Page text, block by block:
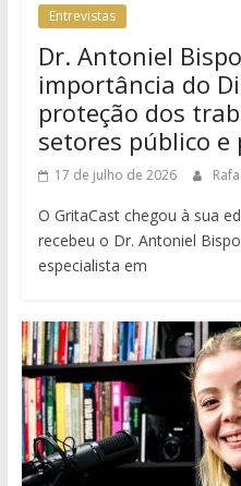
Entrevistas
Dr. Antoniel
importância do
proteção dos
setores público e
17 de julho de 2026
O GritaCast chegou à sua
recebeu o Dr. Antoniel
especialista em